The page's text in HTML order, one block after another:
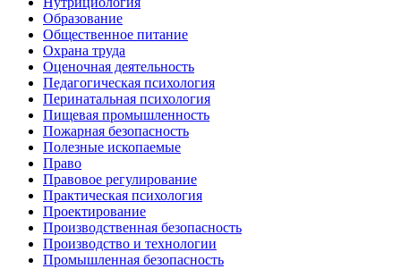
Образование
Общественное питание
Охрана труда
Оценочная деятельность
Педагогическая психология
Перинатальная психология
Пищевая промышленность
Пожарная безопасность
Полезные ископаемые
Право
Правовое регулирование
Практическая психология
Проектирование
Производственная безопасность
Производство и технологии
Промышленная безопасность